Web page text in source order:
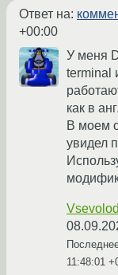
Ответ на:
+00:00
У меня
terminal
как в
В моем
увидел
11:48:01